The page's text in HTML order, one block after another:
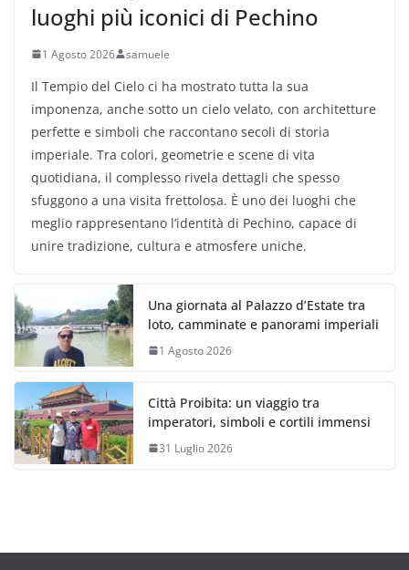
luoghi più iconici di Pechino
1 Agosto 2026 samuele
Il Tempio del Cielo ci ha mostrato tutta la sua
imponenza, anche sotto un cielo velato, con architetture
perfette e simboli che raccontano secoli di storia
imperiale. Tra colori, geometrie e scene di vita
quotidiana, il complesso rivela dettagli che spesso
sfuggono a una visita frettolosa. È uno dei luoghi che
meglio rappresentano l’identità di Pechino, capace di
unire tradizione, cultura e atmosfere uniche.
Una giornata al Palazzo d’Estate tra
loto, camminate e panorami imperiali
1 Agosto 2026
Città Proibita: un viaggio tra
imperatori, simboli e cortili immensi
31 Luglio 2026